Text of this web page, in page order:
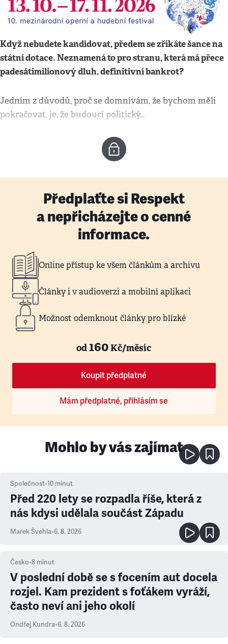
Když nebudete kandidovat, předem se zříkáte šance na
státní dotace. Neznamená to pro stranu, která má přece
padesátimilionový dluh, definitivní bankrot?
Jedním z důvodů, proč se domnívám, že bychom měli
pokračovat, je, že budoucí politický…
Předplaťte si Respekt
a nepřicházejte o cenné
informace.
Online přístup ke všem článkům a archivu
Články i v audioverzi a mobilní aplikaci
Možnost odemknout články pro blízké
od160Kč/měsíc
Koupit předplatné
Mám předplatné, přihlásím se
Mohlo by vás zajímat
Společnost•10 minut
Před 220 lety se rozpadla říše, která z
nás kdysi udělala součást Západu
Marek Švehla•6. 8. 2026
Česko•8 minut
V poslední době se s focením aut docela
rozjel. Kam prezident s foťákem vyráží,
často neví ani jeho okolí
Ondřej Kundra•6. 8. 2026